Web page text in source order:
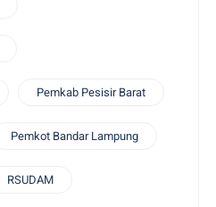
Pemkab Pesisir Barat
Pemkot Bandar Lampung
RSUDAM